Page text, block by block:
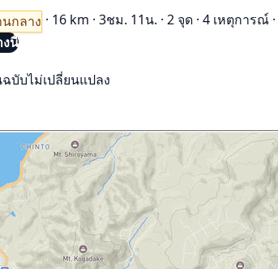
กลาง · 16 km · 3ชม. 11น. · 2 จุด · 4 เหตุการณ์ ·
งนี้
บับไม่เปลี่ยนแปลง